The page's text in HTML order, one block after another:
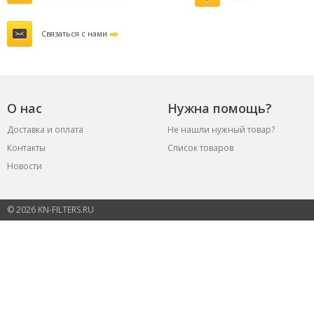
Связаться с нами
О нас Нужна помощь?
Доставка и оплата
Не нашли нужный товар?
Контакты
Список товаров
Новости
© 2026 KN-FILTERS.RU